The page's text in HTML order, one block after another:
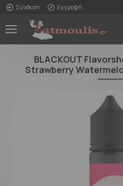
Σύνδεση Εγγραφή
BLACKOUT
Strawberry